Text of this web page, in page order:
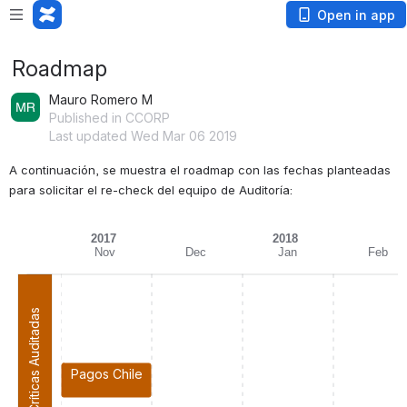
Open in app
Roadmap
Mauro Romero M
Published in CCORP
Last updated Wed Mar 06 2019
A continuación, se muestra el roadmap con las fechas planteadas
para solicitar el re-check del equipo de Auditoría:
Nov
2017
Dec
Jan
2018
Feb
Pagos Chile